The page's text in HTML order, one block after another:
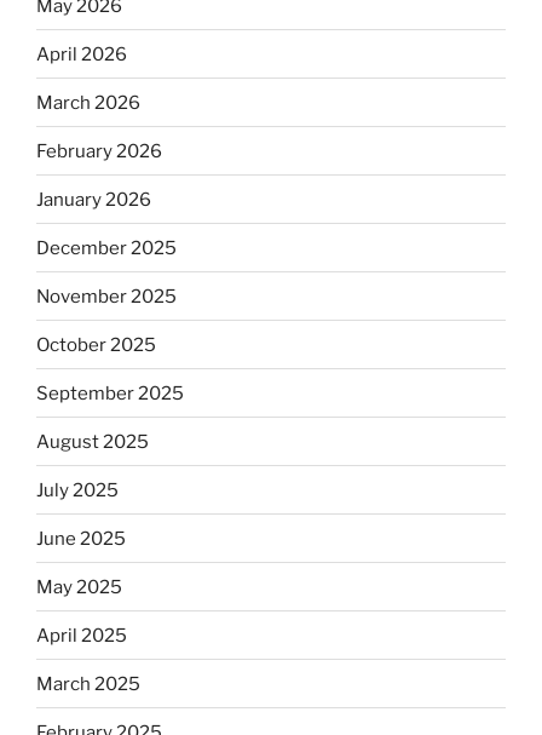
May 2026
April 2026
March 2026
February 2026
January 2026
December 2025
November 2025
October 2025
September 2025
August 2025
July 2025
June 2025
May 2025
April 2025
March 2025